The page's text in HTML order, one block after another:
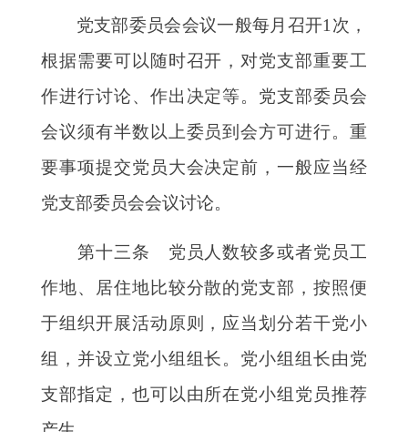
党支部委员会会议一般每月召开1次，
根据需要可以随时召开，对党支部重要工
作进行讨论、作出决定等。党支部委员会
会议须有半数以上委员到会方可进行。重
要事项提交党员大会决定前，一般应当经
党支部委员会会议讨论。
第十三条 党员人数较多或者党员工
作地、居住地比较分散的党支部，按照便
于组织开展活动原则，应当划分若干党小
组，并设立党小组组长。党小组组长由党
支部指定，也可以由所在党小组党员推荐